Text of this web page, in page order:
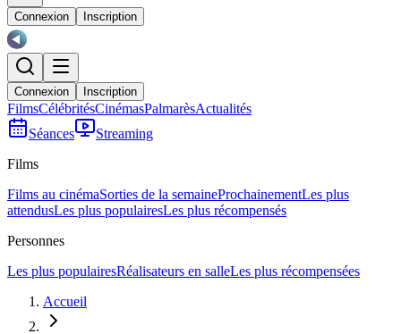
Connexion Inscription
Connexion Inscription
FilmsCélébritésCinémasPalmarèsActualités
Séances
Streaming
Films
Films au cinémaSorties de la semaineProchainementLes plus
attendusLes plus populairesLes plus récompensés
Personnes
Les plus populairesRéalisateurs en salleLes plus récompensées
Accueil